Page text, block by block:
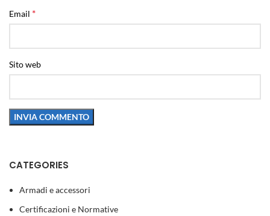
Email *
Sito web
CATEGORIES
Armadi e accessori
Certificazioni e Normative